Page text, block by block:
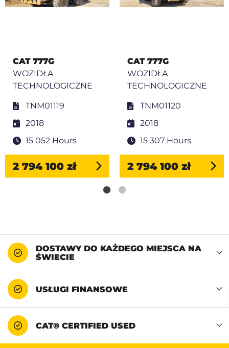
CAT 777G
WOZIDŁA
TECHNOLOGICZNE
TNM01119
2018
15 052 Hours
2 794 100 zł
CAT 777G
WOZIDŁA
TECHNOLOGICZNE
TNM01120
2018
15 307 Hours
2 794 100 zł
DOSTAWY DO KAŻDEGO MIEJSCA NA
ŚWIECIE
USŁUGI FINANSOWE
CAT® CERTIFIED USED